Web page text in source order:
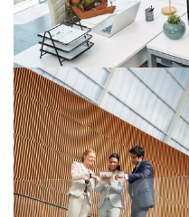
15/10/25
Nařízení AML/
praní peněz a
napříč EU